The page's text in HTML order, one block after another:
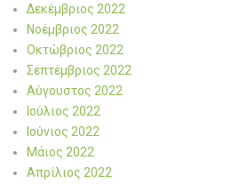
Δεκέμβριος 2022
Νοέμβριος 2022
Οκτώβριος 2022
Σεπτέμβριος 2022
Αύγουστος 2022
Ιούλιος 2022
Ιούνιος 2022
Μάιος 2022
Απρίλιος 2022